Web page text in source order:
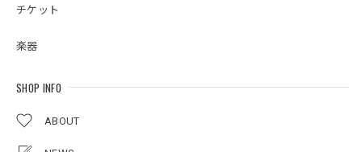
チケット
楽器
SHOP INFO
ABOUT